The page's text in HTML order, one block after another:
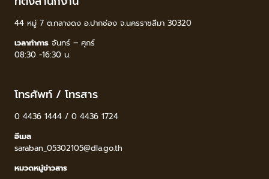
44 หมู่ 7 ต.กลางดง อ.ปากช่อง จ.นครราชสีมา 30320
เวลาทำการ จันทร์ – ศุกร์
08:30 -16:30 น.
โทรศัพท์ / โทรสาร
0 4436 1444 / 0 4436 1724
อีเมล
saraban_05302105@dla.go.th
หมวดหมู่ข่าวสาร